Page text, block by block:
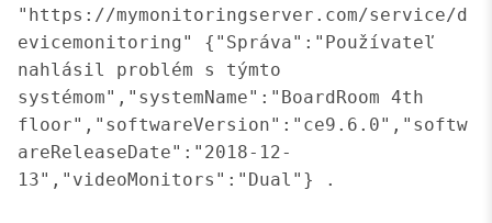
"https://mymonitoringserver.com/service/d
evicemonitoring" {"Správa":"Používateľ
nahlásil problém s týmto
systémom","systemName":"BoardRoom 4th
floor","softwareVersion":"ce9.6.0","softw
areReleaseDate":"2018-12-
13","videoMonitors":"Dual"} .